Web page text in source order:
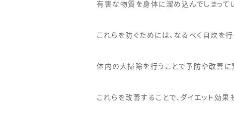
有害な物質を身体に溜め込んでしまって
これらを防ぐためには、なるべく自炊を行
体内の大掃除を行うことで予防や改善に
これらを改善することで、ダイエット効果